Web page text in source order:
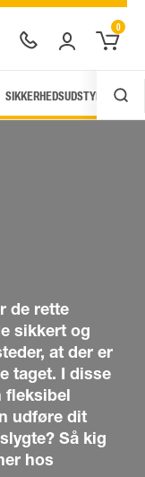
0
SIKKERHEDSUDSTYR
de rette
sikkert og
at der er
taget. I disse
fleksibel
udføre dit
Så kig
hos